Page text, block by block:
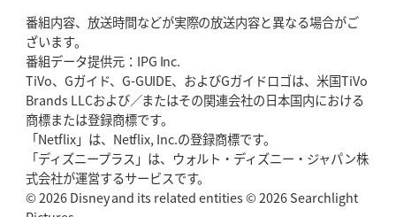
2026年5月21日(木)更新
狭山RG、ライチェル海遥スタッフ入り
ッション
2026年5月14日(木)更新
神戸、1位通過の立役者レタリック
「悲運の闘将」宮地克実氏死去 熱血指導で埼玉WKの基礎築く
番組内容、放送時間などが実際の放送内容と異なる場合がご
ざいます。
番組データ提供元：IPG Inc.
TiVo、Gガイド、G-GUIDE、およびGガイドロゴは、米国TiVo
Brands LLCおよび／またはその関連会社の日本国内における
商標または登録商標です。
「Netflix」は、Netflix, Inc.の登録商標です。
「ディズニープラス」は、ウォルト・ディズニー・ジャパン株
式会社が運営するサービスです。
© 2026 Disney and its related entities © 2026 Searchlight